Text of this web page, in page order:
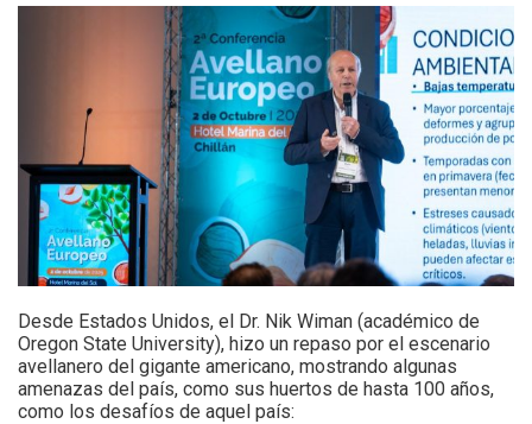
Desde Estados Unidos, el Dr. Nik Wiman (académico de
Oregon State University), hizo un repaso por el escenario
avellanero del gigante americano, mostrando algunas
amenazas del país, como sus huertos de hasta 100 años,
como los desafíos de aquel país: